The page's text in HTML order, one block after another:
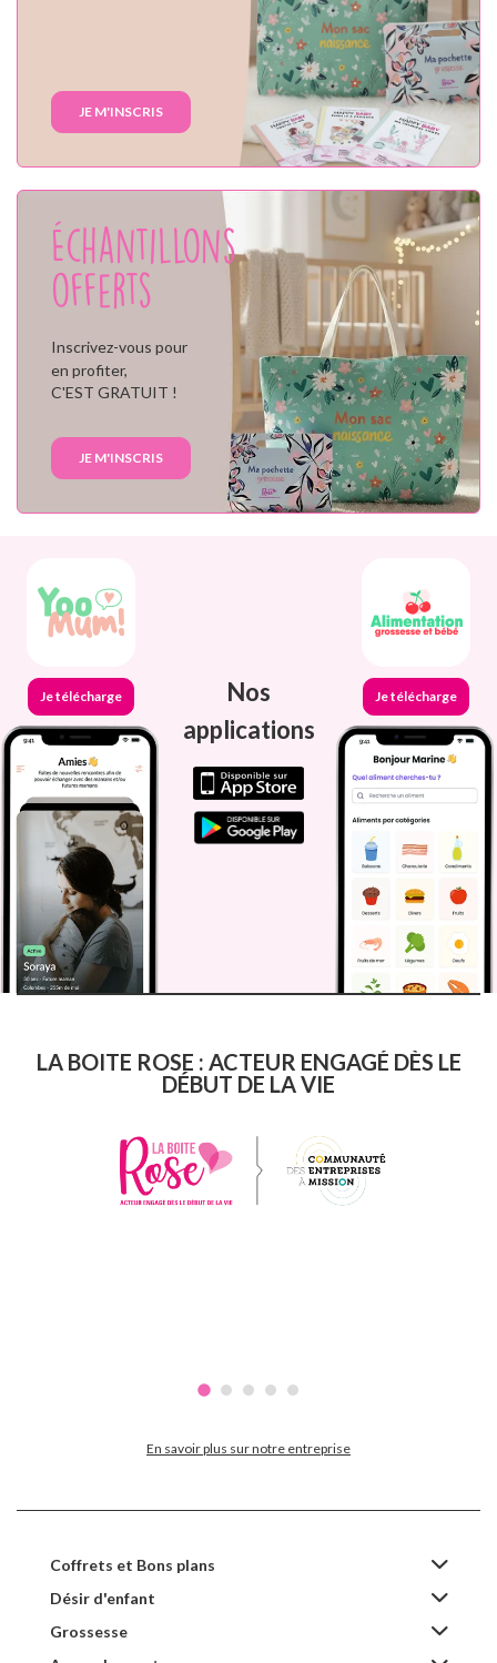
JE M'INSCRIS
Échantillons
offerts
Inscrivez-vous pour
en profiter,
C'EST GRATUIT !
JE M'INSCRIS
Je télécharge
Nos
applications
Je télécharge
LA BOITE ROSE : ACTEUR ENGAGÉ DÈS LE
DÉBUT DE LA VIE
En savoir plus sur notre entreprise
Coffrets et Bons plans
Désir d'enfant
Grossesse